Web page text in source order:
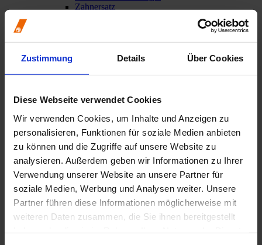
Zustimmung Details Über Cookies
Diese Webseite verwendet Cookies
Wir verwenden Cookies, um Inhalte und Anzeigen zu
personalisieren, Funktionen für soziale Medien anbieten
zu können und die Zugriffe auf unsere Website zu
analysieren. Außerdem geben wir Informationen zu Ihrer
Verwendung unserer Website an unsere Partner für
soziale Medien, Werbung und Analysen weiter. Unsere
Partner führen diese Informationen möglicherweise mit
weiteren Daten zusammen, die Sie ihnen bereitgestellt
Zahnersatz
Formulare zur GOZ
Übersicht
Präsident, Vorstand und Geschäftsführung
Ansprechpartner
Bezirks- und Kreisstellen
Kammerversammlung
Rechtliche Grundlagen
Amtliche Bekanntmachungen
Stellenangebote
Presse & Publikationen
Übersicht